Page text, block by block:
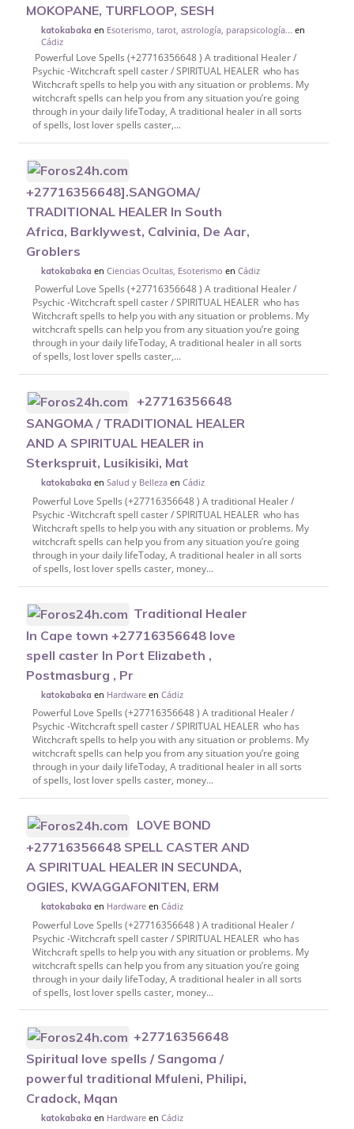
MOKOPANE, TURFLOOP, SESH
katokabaka en Esoterismo, tarot, astrología, parapsicología... en
Cádiz
Powerful Love Spells (+27716356648 ) A traditional Healer /
Psychic -Witchcraft spell caster / SPIRITUAL HEALER who has
Witchcraft spells to help you with any situation or problems. My
witchcraft spells can help you from any situation you’re going
through in your daily lifeToday, A traditional healer in all sorts
of spells, lost lover spells caster,...
+27716356648].SANGOMA/
TRADITIONAL HEALER In South
Africa, Barklywest, Calvinia, De Aar,
Groblers
katokabaka enCiencias Ocultas, Esoterismo enCádiz
Powerful Love Spells (+27716356648 ) A traditional Healer /
Psychic -Witchcraft spell caster / SPIRITUAL HEALER who has
Witchcraft spells to help you with any situation or problems. My
witchcraft spells can help you from any situation you’re going
through in your daily lifeToday, A traditional healer in all sorts
of spells, lost lover spells caster,...
+27716356648
SANGOMA / TRADITIONAL HEALER
AND A SPIRITUAL HEALER in
Sterkspruit, Lusikisiki, Mat
katokabaka enSalud y Belleza enCádiz
Powerful Love Spells (+27716356648 ) A traditional Healer /
Psychic -Witchcraft spell caster / SPIRITUAL HEALER who has
Witchcraft spells to help you with any situation or problems. My
witchcraft spells can help you from any situation you’re going
through in your daily lifeToday, A traditional healer in all sorts
of spells, lost lover spells caster, money...
Traditional Healer
In Cape town +27716356648 love
spell caster In Port Elizabeth ,
Postmasburg , Pr
katokabaka en Hardware enCádiz
Powerful Love Spells (+27716356648 ) A traditional Healer /
Psychic -Witchcraft spell caster / SPIRITUAL HEALER who has
Witchcraft spells to help you with any situation or problems. My
witchcraft spells can help you from any situation you’re going
through in your daily lifeToday, A traditional healer in all sorts
of spells, lost lover spells caster, money...
LOVE BOND
+27716356648 SPELL CASTER AND
A SPIRITUAL HEALER IN SECUNDA,
OGIES, KWAGGAFONITEN, ERM
katokabaka en Hardware enCádiz
Powerful Love Spells (+27716356648 ) A traditional Healer /
Psychic -Witchcraft spell caster / SPIRITUAL HEALER who has
Witchcraft spells to help you with any situation or problems. My
witchcraft spells can help you from any situation you’re going
through in your daily lifeToday, A traditional healer in all sorts
of spells, lost lover spells caster, money...
+27716356648
Spiritual love spells / Sangoma /
powerful traditional Mfuleni, Philipi,
Cradock, Mqan
katokabaka en Hardware enCádiz